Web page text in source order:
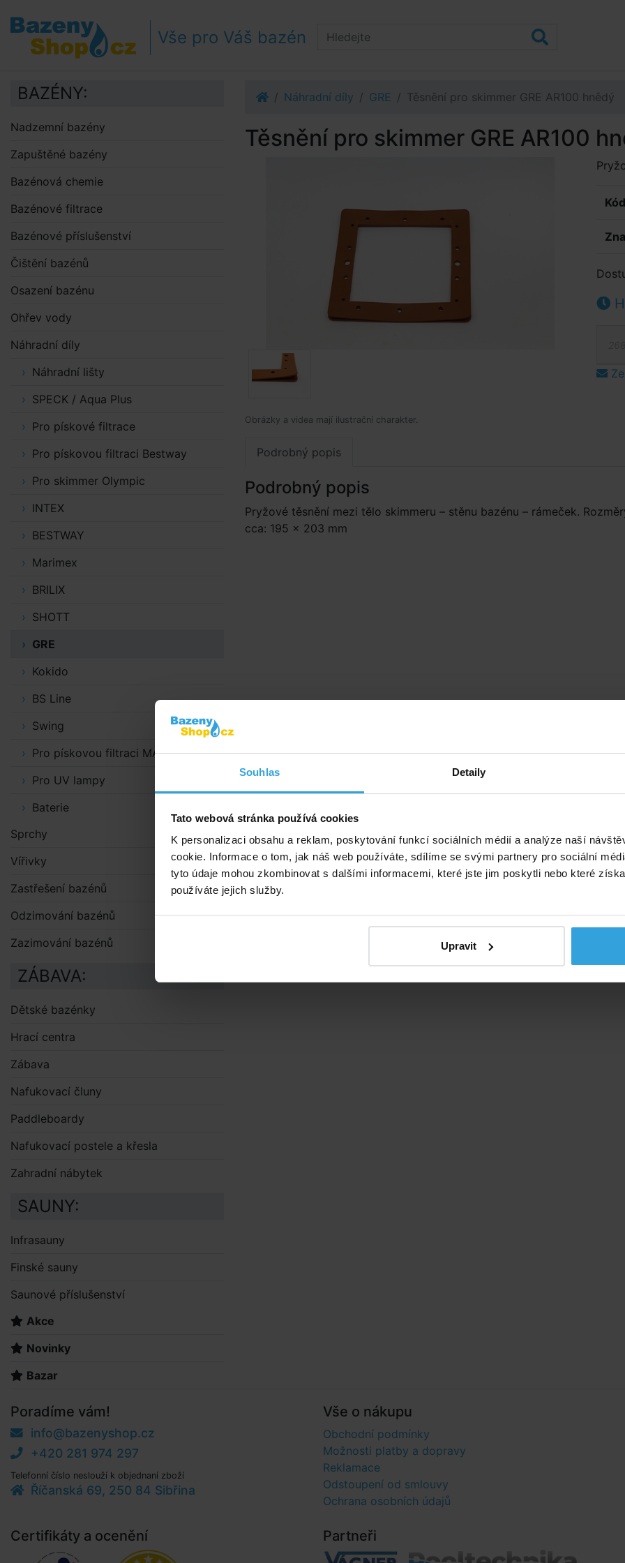
Souhlas Detaily
Tato webová stránka používá cookies
K personalizaci obsahu a reklam, poskytování funkcí sociálních médií a analýze naší
cookie. Informace o tom, jak náš web používáte, sdílíme se svými partnery pro sociální
tyto údaje mohou zkombinovat s dalšími informacemi, které jste jim poskytli nebo které
používáte jejich služby.
Upravit
Přejít na obsah
Přejít k postrannímu sloupci
Klávesové zkratky
Vše pro Váš bazén
Náhradní díly GRE Těsnění pro skimmer GRE AR100 hnědý
Těsnění pro skimmer GRE AR100
Obrázky a videa mají ilustrační charakter.
Podrobný popis
Podrobný popis
Pryžové těsnění mezi tělo skimmeru – stěnu bazénu – rámeček.
cca: 195 × 203 mm
BAZÉNY:
Nadzemní bazény
Zapuštěné bazény
Bazénová chemie
Bazénové filtrace
Bazénové příslušenství
Čištění bazénů
Osazení bazénu
Ohřev vody
Náhradní díly
Náhradní lišty
SPECK / Aqua Plus
Pro pískové filtrace
Pro pískovou filtraci Bestway
Pro skimmer Olympic
INTEX
BESTWAY
Marimex
BRILIX
SHOTT
GRE
Kokido
BS Line
Swing
Pro pískovou filtraci MAXI
Pro UV lampy
Baterie
Sprchy
Vířivky
Zastřešení bazénů
Odzimování bazénů
Zazimování bazénů
ZÁBAVA:
Dětské bazénky
Hrací centra
Zábava
Nafukovací čluny
Paddleboardy
Nafukovací postele a křesla
Zahradní nábytek
SAUNY:
Infrasauny
Finské sauny
Saunové příslušenství
Akce
Novinky
Bazar
Poradíme vám!
info@bazenyshop.cz
+420 281 974 297
Telefonní číslo neslouží k objednaní zboží
Říčanská 69, 250 84 Sibřina
Vše o nákupu
Obchodní podmínky
Možnosti platby a dopravy
Reklamace
Odstoupení od smlouvy
Ochrana osobních údajů
Certifikáty a ocenění Partneři